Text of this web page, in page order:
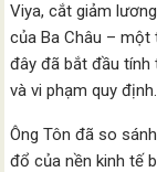
Viya, cắt giảm
của Ba Châu – một
đây đã bắt đầu tính
và vi phạm quy định.
Ông Tôn đã so
đổ của nền kinh tế